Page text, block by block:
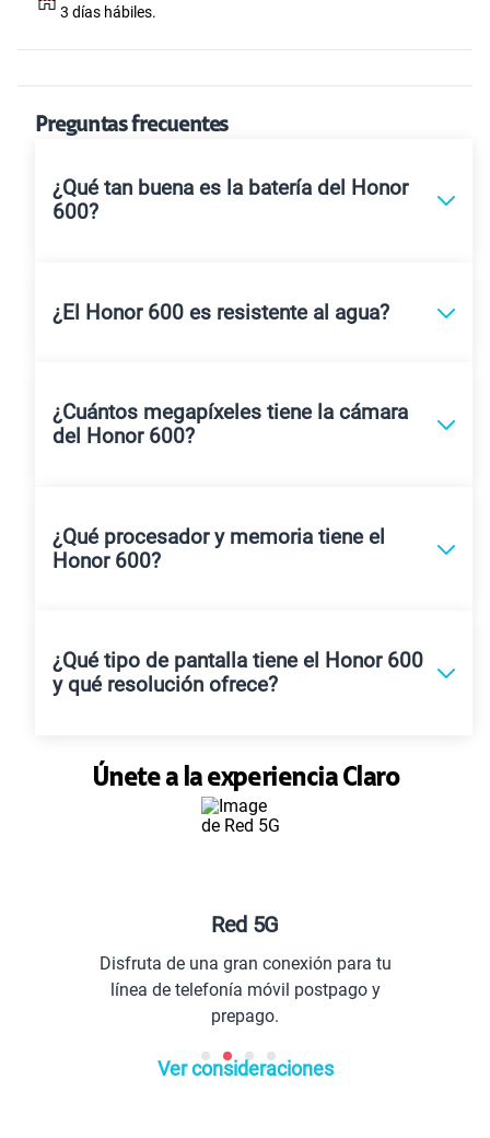
3 días hábiles.
Preguntas frecuentes
¿Qué tan buena es la batería del Honor
600?
¿El Honor 600 es resistente al agua?
¿Cuántos megapíxeles tiene la cámara
del Honor 600?
¿Qué procesador y memoria tiene el
Honor 600?
¿Qué tipo de pantalla tiene el Honor 600
y qué resolución ofrece?
Únete a la experiencia Claro
para tu
Comunícate con todo el
Ver consideraciones